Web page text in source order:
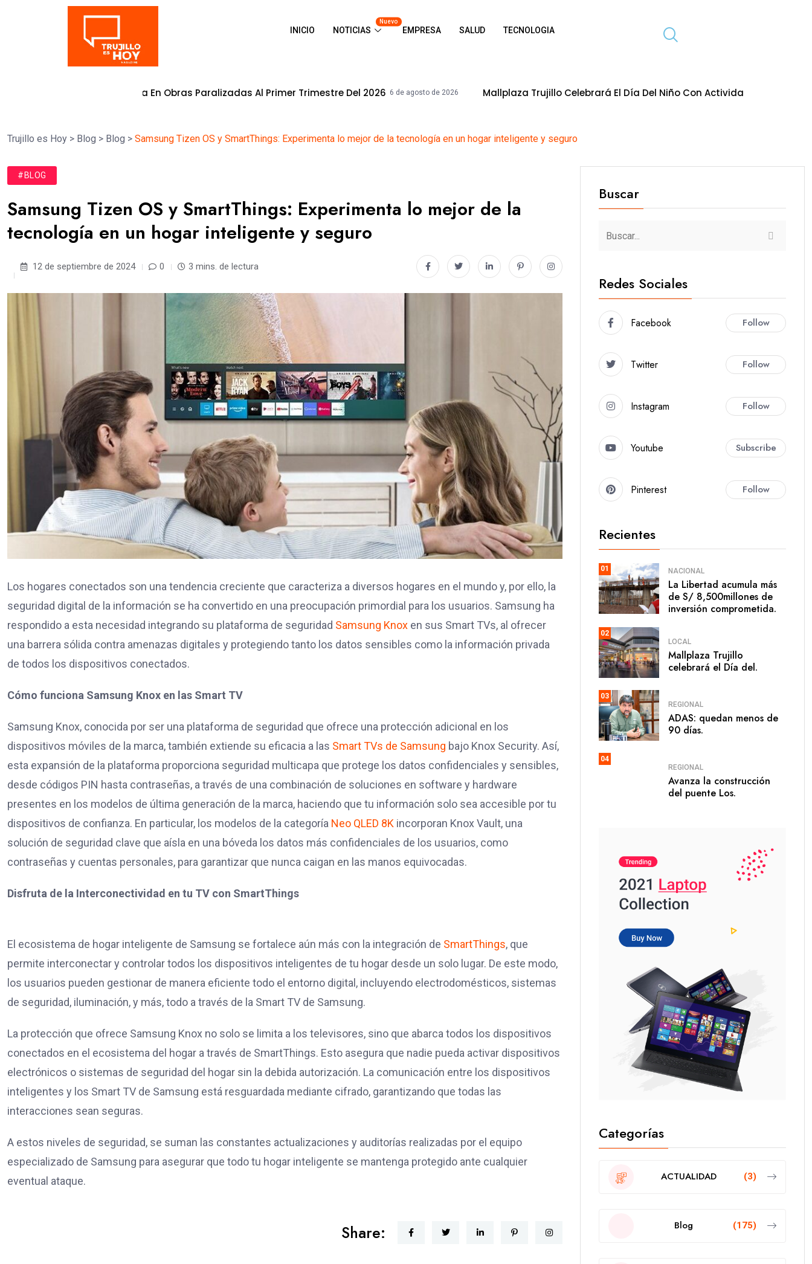
INICIO NOTICIAS
Nuevo
EMPRESA SALUD TECNOLOGIA
En Obras Paralizadas Al Primer Trimestre Del 2026 6 de agosto de 2026 Mallplaza Trujillo Celebrará El Día Del Niño Con Actividades Gratuitas Para Toda La
Trujillo es Hoy > Blog > Blog > Samsung Tizen OS y SmartThings: Experimenta lo mejor de la tecnología en un hogar inteligente y seguro
#BLOG
Samsung Tizen OS y SmartThings: Experimenta lo mejor de la
tecnología en un hogar inteligente y seguro
12 de septiembre de 2024 0 3 mins. de lectura
Los hogares conectados son una tendencia creciente que caracteriza a diversos hogares en el mundo y, por ello, la
seguridad digital de la información se ha convertido en una preocupación primordial para los usuarios. Samsung ha
respondido a esta necesidad integrando su plataforma de seguridad Samsung Knox en sus Smart TVs, al ofrecer
una barrera sólida contra amenazas digitales y protegiendo tanto los datos sensibles como la información privada
de todos los dispositivos conectados.
Cómo funciona Samsung Knox en las Smart TV
Samsung Knox, conocida por ser una plataforma de seguridad que ofrece una protección adicional en los
dispositivos móviles de la marca, también extiende su eficacia a las Smart TVs de Samsung bajo Knox Security. Así,
esta expansión de la plataforma proporciona seguridad multicapa que protege los datos confidenciales y sensibles,
desde códigos PIN hasta contraseñas, a través de una combinación de soluciones en software y hardware
presentes en los modelos de última generación de la marca, haciendo que tu información solo sea accesible por tu
dispositivos de confianza. En particular, los modelos de la categoría Neo QLED 8K incorporan Knox Vault, una
solución de seguridad clave que aísla en una bóveda los datos más confidenciales de los usuarios, como
contraseñas y cuentas personales, para garantizar que nunca caigan en las manos equivocadas.
Disfruta de la Interconectividad en tu TV con SmartThings
El ecosistema de hogar inteligente de Samsung se fortalece aún más con la integración de SmartThings, que
permite interconectar y controlar todos los dispositivos inteligentes de tu hogar desde un solo lugar. De este modo,
los usuarios pueden gestionar de manera eficiente todo el entorno digital, incluyendo electrodomésticos, sistemas
de seguridad, iluminación, y más, todo a través de la Smart TV de Samsung.
La protección que ofrece Samsung Knox no solo se limita a los televisores, sino que abarca todos los dispositivos
conectados en el ecosistema del hogar a través de SmartThings. Esto asegura que nadie pueda activar dispositivos
electrónicos o sistemas de seguridad del hogar sin la debida autorización. La comunicación entre los dispositivos
inteligentes y los Smart TV de Samsung está resguardada mediante cifrado, garantizando que todas las
interacciones sean seguras.
A estos niveles de seguridad, se suman las constantes actualizaciones y auditorías realizadas por el equipo
especializado de Samsung para asegurar que todo tu hogar inteligente se mantenga protegido ante cualquier
eventual ataque.
Share:
Buscar
Redes Sociales
Facebook Follow
Twitter Follow
Instagram Follow
Youtube Subscribe
Pinterest Follow
Recientes
01 NACIONAL
La Libertad acumula más
de S/ 8,500millones de
inversión comprometida.
02
LOCAL
Mallplaza Trujillo
celebrará el Día del.
03
REGIONAL
ADAS: quedan menos de
90 días.
04
REGIONAL
Avanza la construcción
del puente Los.
Categorías
ACTUALIDAD (3)
Blog (175)